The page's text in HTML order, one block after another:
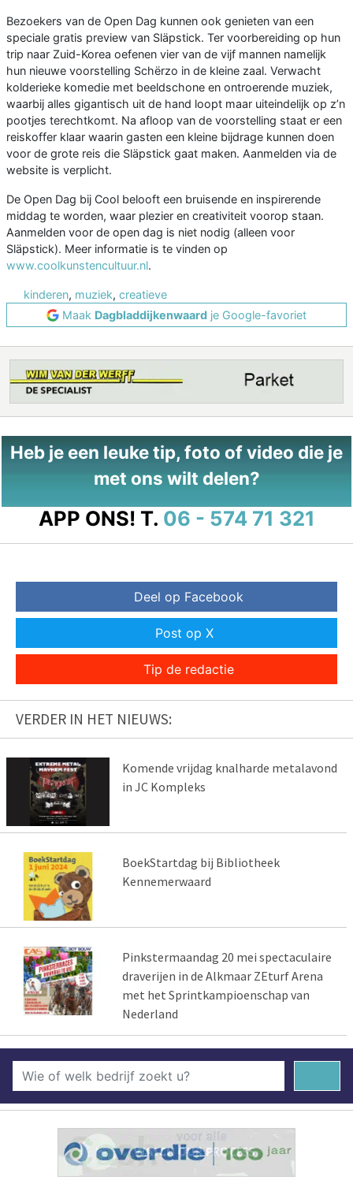
Bezoekers van de Open Dag kunnen ook genieten van een
speciale gratis preview van Släpstick. Ter voorbereiding op hun
trip naar Zuid-Korea oefenen vier van de vijf mannen namelijk
hun nieuwe voorstelling Schërzo in de kleine zaal. Verwacht
kolderieke komedie met beeldschone en ontroerende muziek,
waarbij alles gigantisch uit de hand loopt maar uiteindelijk op z’n
pootjes terechtkomt. Na afloop van de voorstelling staat er een
reiskoffer klaar waarin gasten een kleine bijdrage kunnen doen
voor de grote reis die Släpstick gaat maken. Aanmelden via de
website is verplicht.
De Open Dag bij Cool belooft een bruisende en inspirerende
middag te worden, waar plezier en creativiteit voorop staan.
Aanmelden voor de open dag is niet nodig (alleen voor
Släpstick). Meer informatie is te vinden op
www.coolkunstencultuur.nl.
kinderen, muziek, creatieve
Maak Dagbladdijkenwaard je Google-favoriet
Heb je een leuke tip, foto of video die je
met ons wilt delen?
APP ONS! T. 06 - 574 71 321
Deel op Facebook
Post op X
Tip de redactie
VERDER IN HET NIEUWS:
Komende vrijdag knalharde metalavond
in JC Kompleks
BoekStartdag bij Bibliotheek
Kennemerwaard
Pinkstermaandag 20 mei spectaculaire
draverijen in de Alkmaar ZEturf Arena
met het Sprintkampioenschap van
Nederland